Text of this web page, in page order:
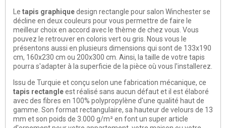
Le tapis graphiquedesign rectangle pour salon Winchester se
décline en deux couleurs pour vous permettre de faire le
meilleur choix en accord avec le thème de chez vous. Vous
pouvez le retrouver en coloris vert ou gris. Nous vous le
présentons aussi en plusieurs dimensions qui sont de 133x190
cm, 160x230 cm ou 200x300 cm. Ainsi, la taille de votre tapis
pourra s'adapter à la superficie de la pièce où vous l'installerez.
Issu de Turquie et conçu selon une fabrication mécanique, ce
tapis rectangleest réalisé sans aucun défaut et il est élaboré
avec des fibres en 100% polypropylène d'une qualité haut de
gamme. Son format rectangulaire, sa hauteur de velours de 13
mm et son poids de 3.000 g/m² en font un super article